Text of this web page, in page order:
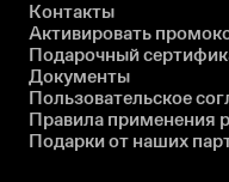
Контакты
Активировать
Подарочный
Документы
Пользовательское
Правила применения
Подарки от наших